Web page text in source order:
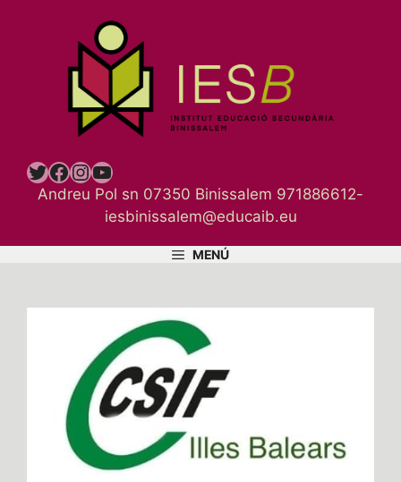
Twitter
Facebook
Instagram
YouTube
Andreu Pol sn 07350 Binissalem 971886612-
iesbinissalem@educaib.eu
MENÚ